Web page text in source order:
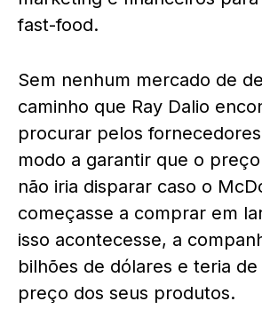
fast-food.
Sem nenhum mercado de
caminho que Ray Dalio
procurar pelos
modo a garantir que o
não iria disparar caso o
começasse a comprar em
isso acontecesse, a
bilhões de dólares e teria
preço dos seus produtos.